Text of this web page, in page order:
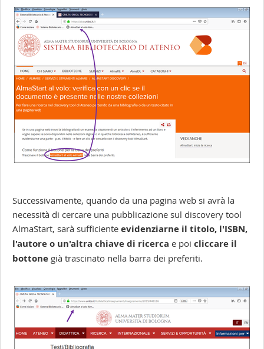
Successivamente, quando da una pagina web si avrà la
necessità di cercare una pubblicazione sul discovery tool
AlmaStart, sarà sufficiente evidenziarne il titolo, l'ISBN,
l'autore o un'altra chiave di ricerca e poi cliccare il
bottone già trascinato nella barra dei preferiti.